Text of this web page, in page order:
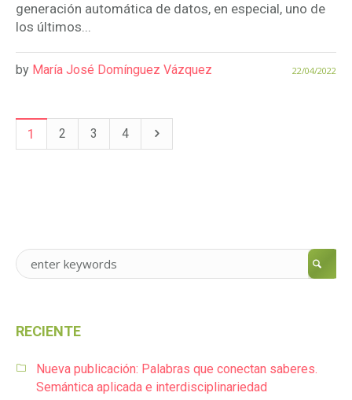
generación automática de datos, en especial, uno de
los últimos...
22/04/2022
by María José Domínguez Vázquez
1 2 3 4
RECIENTE
Nueva publicación: Palabras que conectan saberes.
Semántica aplicada e interdisciplinariedad